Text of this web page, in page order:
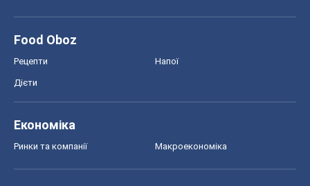
Food Oboz
Рецепти Напої
Дієти
Економіка
Ринки та компанії Макроекономіка